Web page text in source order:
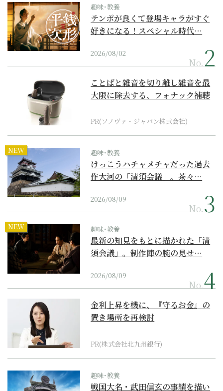
趣味･教養
テンポが良くて登場キャラがすぐ
好きになる！スペシャル時代…
2026/08/02
No.
ことばと雑音を切り離し雑音を最
大限に除去する、フォナック補聴
PR(ソノヴァ・ジャパン株式会社)
NEW 趣味･教養
けっこうハチャメチャだった過去
作大河の「清須会議」。茶々…
2026/08/09
No.
NEW 趣味･教養
最新の知見をもとに描かれた「清
須会議」。制作陣の腕の見せ…
2026/08/09
No.
金利上昇を機に、『守るお金』の
置き場所を再検討
PR(株式会社北九州銀行)
趣味･教養
戦国大名・武田信玄の事績を描い